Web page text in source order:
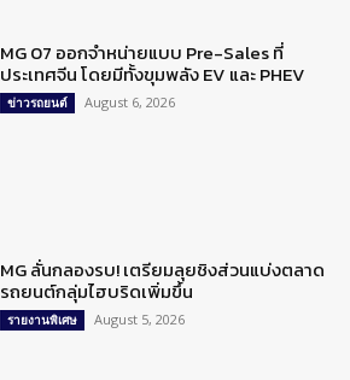
MG 07 ออกจำหน่ายแบบ Pre-Sales ที่
ประเทศจีน โดยมีทั้งขุมพลัง EV และ PHEV
ข่าวรถยนต์ August 6, 2026
MG ลั่นกลองรบ! เตรียมลุยชิงส่วนแบ่งตลาด
รถยนต์กลุ่มไฮบริดเพิ่มขึ้น
รายงานพิเศษ August 5, 2026